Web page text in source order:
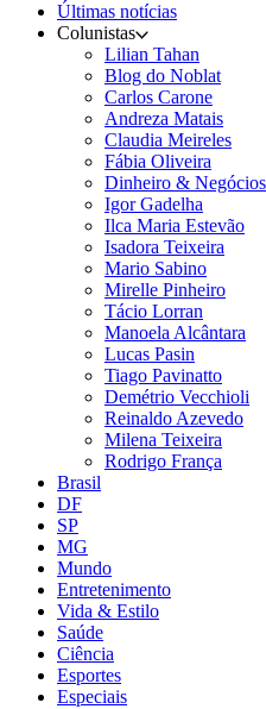
Últimas notícias
Colunistas
Lilian Tahan
Blog do Noblat
Carlos Carone
Andreza Matais
Claudia Meireles
Fábia Oliveira
Dinheiro & Negócios
Igor Gadelha
Ilca Maria Estevão
Isadora Teixeira
Mario Sabino
Mirelle Pinheiro
Tácio Lorran
Manoela Alcântara
Lucas Pasin
Tiago Pavinatto
Demétrio Vecchioli
Reinaldo Azevedo
Milena Teixeira
Rodrigo França
Brasil
DF
SP
MG
Mundo
Entretenimento
Vida & Estilo
Saúde
Ciência
Esportes
Especiais